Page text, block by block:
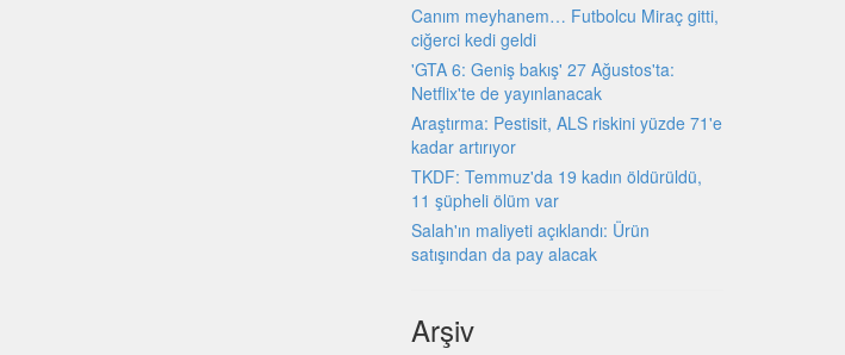
Canım meyhanem… Futbolcu Miraç gitti,
ciğerci kedi geldi
'GTA 6: Geniş bakış' 27 Ağustos'ta:
Netflix'te de yayınlanacak
Araştırma: Pestisit, ALS riskini yüzde 71'e
kadar artırıyor
TKDF: Temmuz'da 19 kadın öldürüldü,
11 şüpheli ölüm var
Salah'ın maliyeti açıklandı: Ürün
satışından da pay alacak
Arşiv